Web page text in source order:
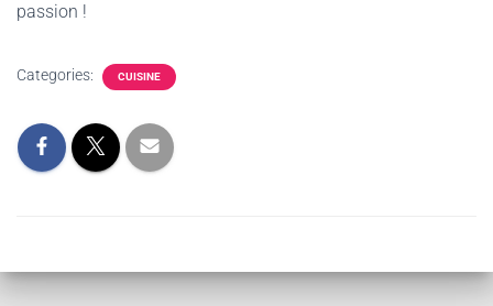
passion !
Categories: CUISINE